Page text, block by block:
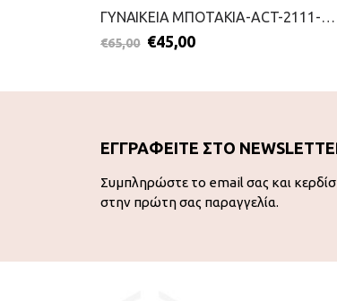
ΓΥΝΑΙΚΕΙΑ ΜΠΟΤΑΚΙΑ-ACT-2111-0428-ΤΑΜΠΑ
€65,00 €45,00
ΕΓΓΡΑΦΕΙΤΕ ΣΤΟ
Συμπληρώστε το email σας και
στην πρώτη σας παραγγελία.